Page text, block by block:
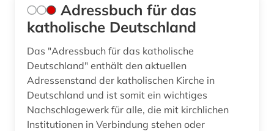
emblem (1)
englisch (2)
englisch literatur (1)
entdeckung (1)
Adressbuch für das
katholische Deutschland
Das "Adressbuch für das katholische
Deutschland" enthält den aktuellen
Adressenstand der katholischen Kirche in
Deutschland und ist somit ein wichtiges
Nachschlagewerk für alle, die mit kirchlichen
Institutionen in Verbindung stehen oder